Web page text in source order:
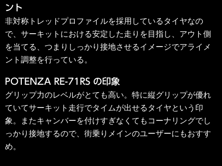
ント
非対称トレッドプロファイルを採用しているタイヤなの
で、サーキットにおける安定した走りを目指し、アウト側
を当てる、つまりしっかり接地させるイメージでアライメ
ント調整を行っている。
POTENZA RE-71RS の印象
グリップ力のレベルがとても高い。特に縦グリップが優れ
ていてサーキット走行でタイムが出せるタイヤという印
象。またキャンバーを付けすぎなくてもコーナリングでし
っかり接地するので、街乗りメインのユーザーにもおすす
め。